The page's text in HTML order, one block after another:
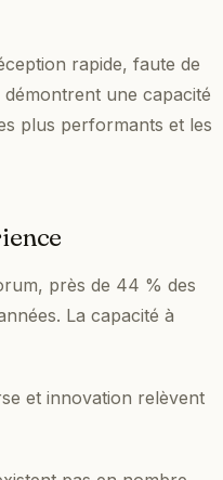
rapide, faute de
une capacité
plus performants et les
près de 44 % des
La capacité à
et innovation relèvent